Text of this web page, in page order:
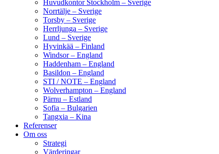
Huvudkontor Stockholm – Sverige
Norrtälje – Sverige
Torsby – Sverige
Herrljunga – Sverige
Lund – Sverige
Hyvinkää – Finland
Windsor – England
Haddenham – England
Basildon – England
STI / NOTE – England
Wolverhampton – England
Pärnu – Estland
Sofia – Bulgarien
Tangxia – Kina
Referenser
Om oss
Strategi
Värderingar